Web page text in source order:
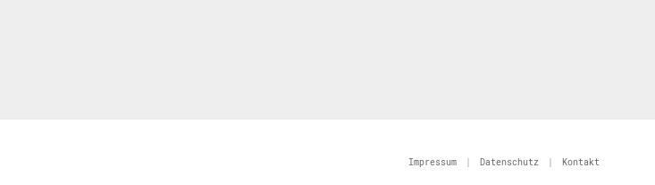
Impressum | Datenschutz | Kontakt